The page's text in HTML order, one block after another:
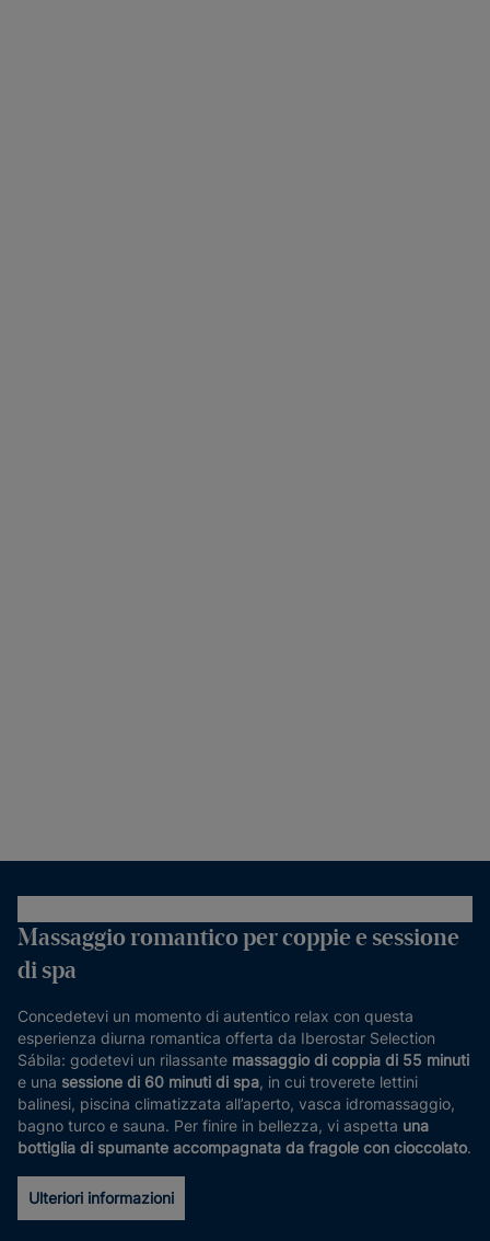
Massaggio romantico per coppie e sessione
di spa
Concedetevi un momento di autentico relax con questa
esperienza diurna romantica offerta da Iberostar Selection
Sábila: godetevi un rilassante massaggio di coppia di 55 minuti
e una sessione di 60 minuti di spa, in cui troverete lettini
balinesi, piscina climatizzata all’aperto, vasca idromassaggio,
bagno turco e sauna. Per finire in bellezza, vi aspetta una
bottiglia di spumante accompagnata da fragole con cioccolato.
Ulteriori informazioni